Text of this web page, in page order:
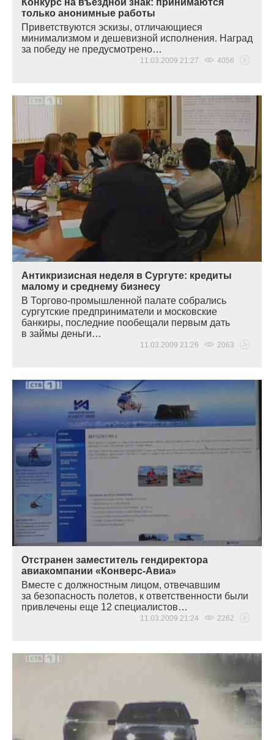
Конкурс на въездной знак: принимаются
только анонимные работы
Приветствуются эскизы, отличающиеся
минимализмом и дешевизной исполнения. Наград
за победу не предусмотрено…
11.03.2009 21:27 4056
Антикризисная неделя в Сургуте: кредиты
малому и среднему бизнесу
В Торгово-промышленной палате собрались
сургутские предприниматели и московские
банкиры, последние пообещали первым дать
в займы деньги…
11.03.2009 21:26 2063
Отстранен заместитель гендиректора
авиакомпании «Конверс-Авиа»
Вместе с должностным лицом, отвечавшим
за безопасность полетов, к ответственности были
привлечены еще 12 специалистов…
11.03.2009 21:24 2262